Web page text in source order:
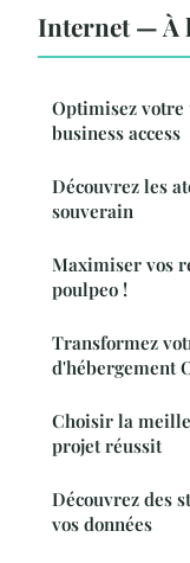
Internet — À
Optimisez votre
business access
Découvrez les
souverain
Maximiser vos
poulpeo !
Transformez
d'hébergement
Choisir la
projet réussit
Découvrez des
vos données